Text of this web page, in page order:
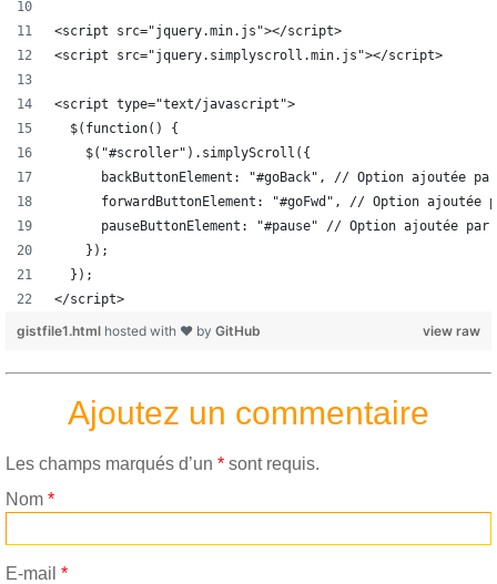
<script src="jquery.min.js"></script>
<script src="jquery.simplyscroll.min.js"></script>
<script type="text/javascript">
  $(function() {
    $("#scroller").simplyScroll({
backButtonElement: "#goBack", // Option ajoutée
forwardButtonElement: "#goFwd", // Option ajoutée
pauseButtonElement: "#pause" // Option ajoutée
    });
  });
</script>
view raw
gistfile1.html hosted with ❤ by GitHub
Ajoutez un commentaire
Les champs marqués d’un * sont requis.
Nom *
E-mail *